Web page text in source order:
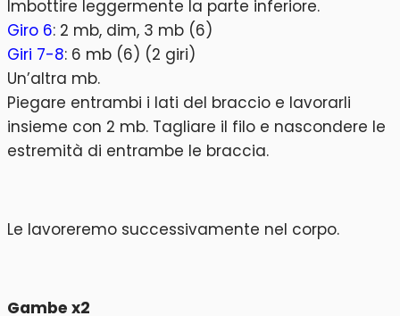
Imbottire leggermente la parte inferiore.
Giro 6: 2 mb, dim, 3 mb (6)
Giri 7-8: 6 mb (6) (2 giri)
Un’altra mb.
Piegare entrambi i lati del braccio e lavorarli
insieme con 2 mb. Tagliare il filo e nascondere le
estremità di entrambe le braccia.
Le lavoreremo successivamente nel corpo.
Gambe x2